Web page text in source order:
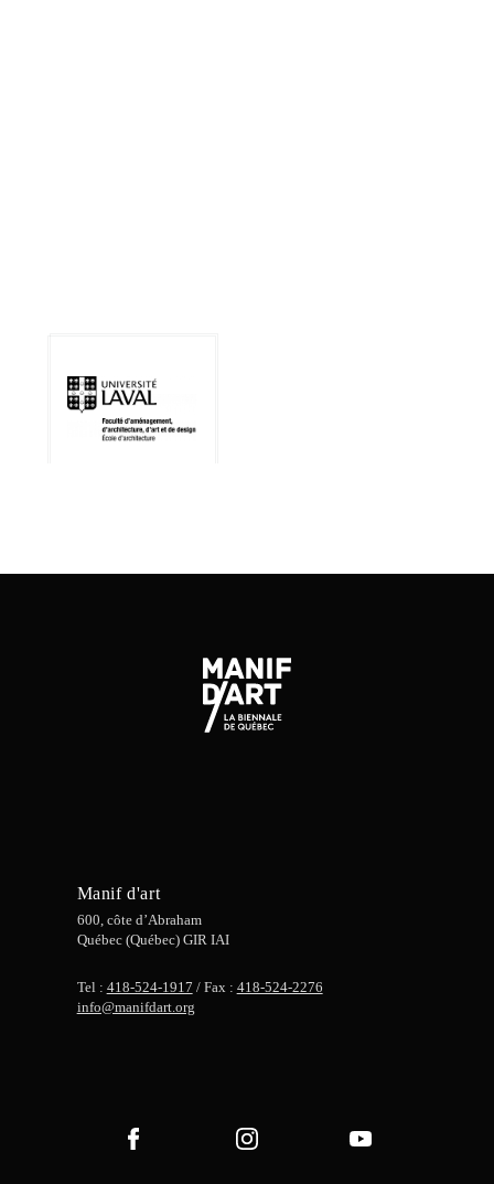
Manif d'art
600, côte d’Abraham
Québec (Québec) GIR IAI
Tel : 418-524-1917 / Fax : 418-524-2276
info@manifdart.org